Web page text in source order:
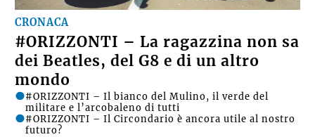
CRONACA
#ORIZZONTI – La ragazzina non sa
dei Beatles, del G8 e di un altro
mondo
#ORIZZONTI – Il bianco del Mulino, il verde del
militare e l’arcobaleno di tutti
#ORIZZONTI – Il Circondario è ancora utile al nostro
futuro?